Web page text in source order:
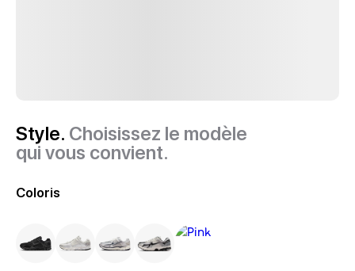
Style. Choisissez le modèle
qui vous convient.
Coloris